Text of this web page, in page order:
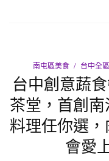
南屯區美食 台中全
台中創意蔬
茶堂，首創
料理任你選
會愛